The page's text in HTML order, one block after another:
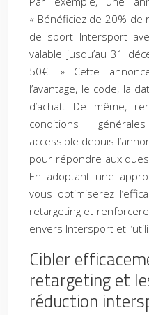
« Bénéficiez de 20%
de sport Intersport
valable jusqu’au 31
50€. » Cette
l’avantage, le code, la
d’achat. De même,
conditions
accessible depuis
pour répondre aux
En adoptant une
vous optimiserez
retargeting et
envers Intersport et
Cibler
retargeting et
réduction